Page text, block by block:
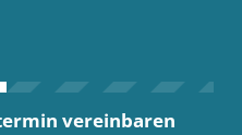
vereinbaren